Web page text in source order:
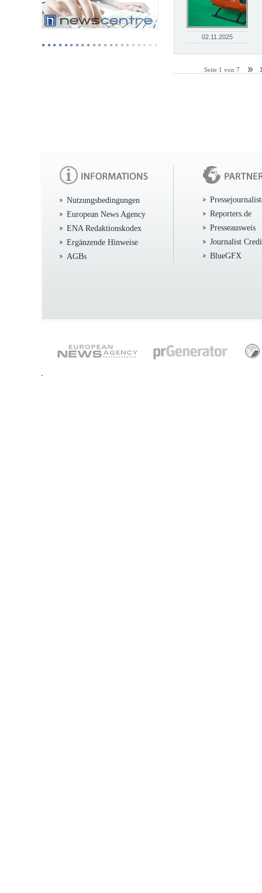
02.11.2025
Seite 1 von 7
Nutzungsbedingungen
European News Agency
ENA Redaktionskodex
Ergänzende Hinweise
AGBs
Reporters.de
Presseausweis
Journalist
BlueGFX
.